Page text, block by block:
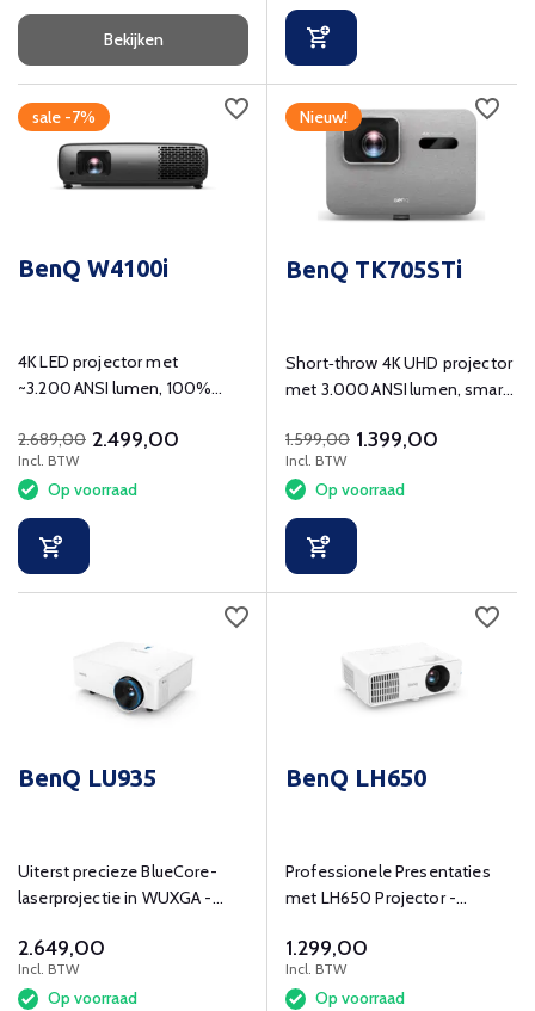
Bekijken
sale -7%
BenQ W4100i
4K LED projector met
~3.200 ANSI lumen, 100%
premium installatie‑features.
2.689,00 2.499,00
Incl. BTW
Op voorraad
Nieuw!
BenQ TK705STi
Short‑throw 4K UHD projector
met 3.000 ANSI lumen, smart
functies.
1.599,00 1.399,00
Incl. BTW
Op voorraad
BenQ LU935
Uiterst precieze BlueCore-
laserprojectie in WUXGA -
visuele effecten in
uiteenlopende omgevingen.
2.649,00
Incl. BTW
Op voorraad
BenQ LH650
Professionele Presentaties
met LH650 Projector -
Energiezuinig!
1.299,00
Incl. BTW
Op voorraad